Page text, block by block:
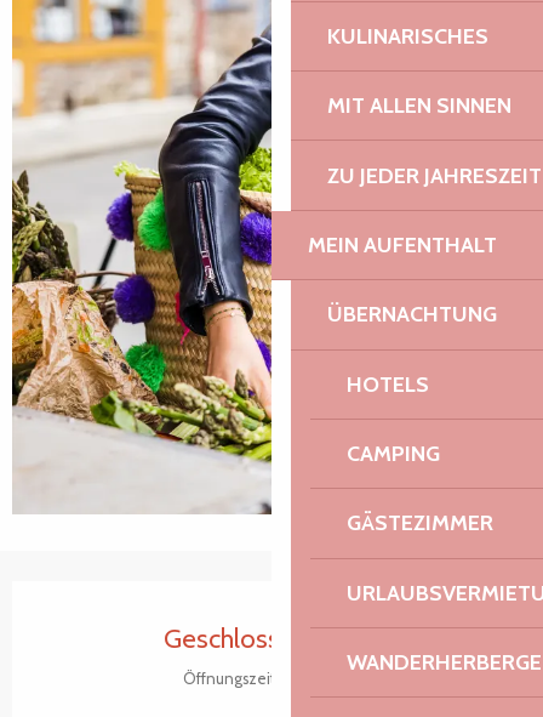
KULINARISCHES
MIT ALLEN SINNEN
ZU JEDER JAHRESZEIT
MEIN AUFENTHALT
ÜBERNACHTUNG
HOTELS
CAMPING
GÄSTEZIMMER
Öffnungszeiten & Kontaktdaten
Geschlossen heute
Öffnungszeiten ansehen